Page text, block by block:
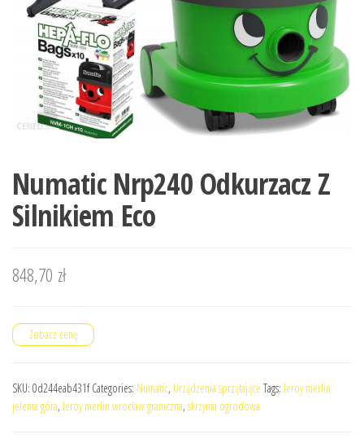
Numatic Nrp240 Odkurzacz Z
Silnikiem Eco
848,70 zł
Zobacz cenę
SKU: 0d244eab431f Categories: Numatic, Urządzenia sprzątające Tags: leroy merlin
jelenia góra, leroy merlin wrocław graniczna, skrzynia ogrodowa